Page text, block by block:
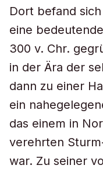
Dort befand
eine
300 v. Chr.
in der Ära der
dann zu einer
ein
das einem in
verehrten
war. Zu seiner